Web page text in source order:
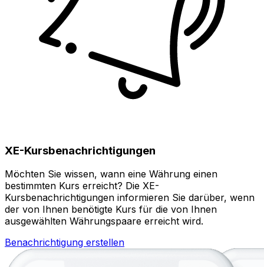
XE-Kursbenachrichtigungen
Möchten Sie wissen, wann eine Währung einen
bestimmten Kurs erreicht? Die XE-
Kursbenachrichtigungen informieren Sie darüber, wenn
der von Ihnen benötigte Kurs für die von Ihnen
ausgewählten Währungspaare erreicht wird.
Benachrichtigung erstellen